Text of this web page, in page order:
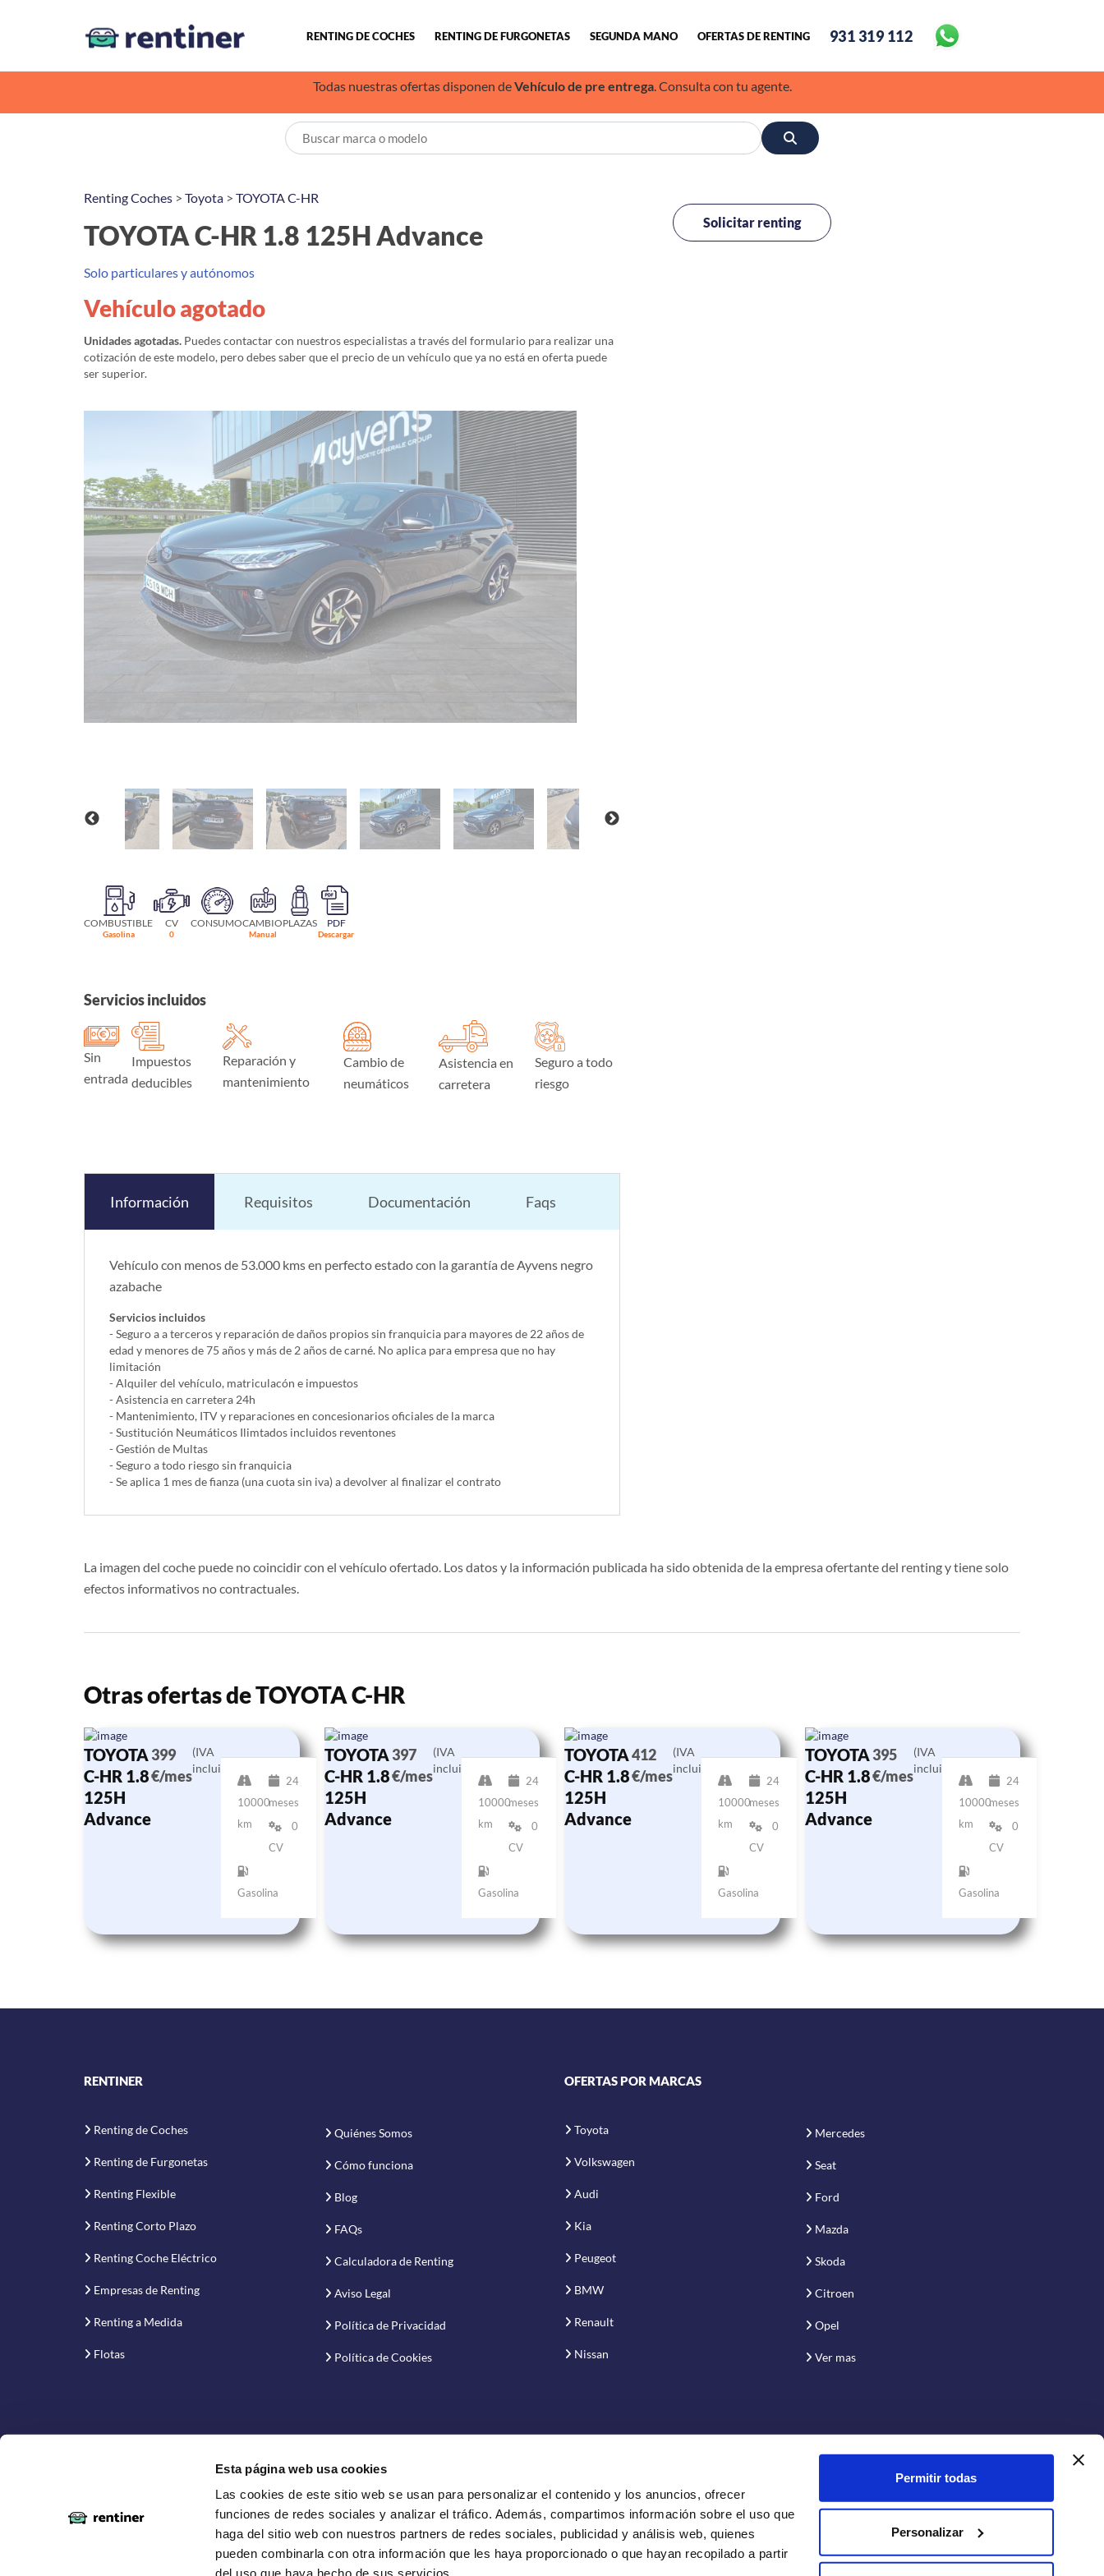
Esta página web usa cookies
Las cookies de este sitio web se usan para personalizar el contenido y los anuncios, ofrecer
funciones de redes sociales y analizar el tráfico. Además, compartimos información sobre el uso que
haga del sitio web con nuestros partners de redes sociales, publicidad y análisis web, quienes
pueden combinarla con otra información que les haya proporcionado o que hayan recopilado a partir
del uso que haya hecho de sus servicios.
Permitir todas
Personalizar
RENTING DE COCHES RENTING DE FURGONETAS SEGUNDA MANO OFERTAS DE RENTING 931 319 112
Todas nuestras ofertas disponen deVehículo de pre entrega. Consulta con tu agente.
Renting Coches > Toyota > TOYOTA C-HR
TOYOTA C-HR 1.8 125H Advance
Solo particulares y autónomos
Vehículo agotado
Unidades agotadas. Puedes contactar con nuestros especialistas a través del formulario para realizar una
cotización de este modelo, pero debes saber que el precio de un vehículo que ya no está en oferta puede
ser superior.
COMBUSTIBLE
Gasolina
CV
0
CONSUMOCAMBIO
Manual
PLAZAS PDF
Descargar
Servicios incluidos
Sin
entrada
Impuestos
deducibles
Reparación y
mantenimiento
Cambio de
neumáticos
Asistencia en
carretera
Seguro a todo
riesgo
Información Requisitos Documentación Faqs
Vehículo con menos de 53.000 kms en perfecto estado con la garantía de Ayvens negro
azabache
Servicios incluidos
- Seguro a a terceros y reparación de daños propios sin franquicia para mayores de 22 años de
edad y menores de 75 años y más de 2 años de carné. No aplica para empresa que no hay
limitación
- Alquiler del vehí­culo, matriculacón e impuestos
- Asistencia en carretera 24h
- Mantenimiento, ITV y reparaciones en concesionarios oficiales de la marca
- Sustitución Neumáticos Ilimtados incluidos reventones
- Gestión de Multas
- Seguro a todo riesgo sin franquicia
- Se aplica 1 mes de fianza (una cuota sin iva) a devolver al finalizar el contrato
Solicitar renting
La imagen del coche puede no coincidir con el vehículo ofertado. Los datos y la información publicada ha sido obtenida de la empresa ofertante del renting y tiene solo
efectos informativos no contractuales.
Otras ofertas de TOYOTA C-HR
TOYOTA
C-HR 1.8
125H
Advance
399
€/mes
(IVA
incluido)
10000
km
24
meses
0
CV
Gasolina
TOYOTA
C-HR 1.8
125H
Advance
397
€/mes
(IVA
incluido)
10000
km
24
meses
0
CV
Gasolina
TOYOTA
C-HR 1.8
125H
Advance
412
€/mes
(IVA
incluido)
10000
km
24
meses
0
CV
Gasolina
TOYOTA
C-HR 1.8
125H
Advance
395
€/mes
(IVA
incluido)
10000
km
24
meses
0
CV
Gasolina
RENTINER
Renting de Coches
Renting de Furgonetas
Renting Flexible
Renting Corto Plazo
Renting Coche Eléctrico
Empresas de Renting
Renting a Medida
Flotas
Quiénes Somos
Cómo funciona
Blog
FAQs
Calculadora de Renting
Aviso Legal
Política de Privacidad
Política de Cookies
OFERTAS POR MARCAS
Toyota
Volkswagen
Audi
Kia
Peugeot
BMW
Renault
Nissan
Mercedes
Seat
Ford
Mazda
Skoda
Citroen
Opel
Ver mas
Conecta con nosotros:
Proyecto financiado por la Empresa Nacional de Innovación S.A.